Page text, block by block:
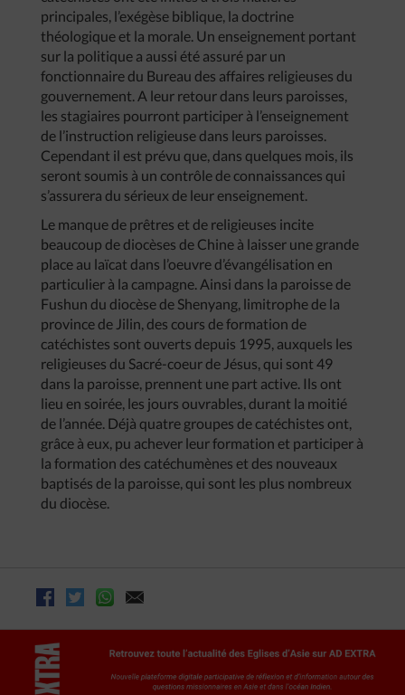
principales, l’exégèse biblique, la doctrine
théologique et la morale. Un enseignement portant
sur la politique a aussi été assuré par un
fonctionnaire du Bureau des affaires religieuses du
gouvernement. A leur retour dans leurs paroisses,
les stagiaires pourront participer à l’enseignement
de l’instruction religieuse dans leurs paroisses.
Cependant il est prévu que, dans quelques mois, ils
seront soumis à un contrôle de connaissances qui
s’assurera du sérieux de leur enseignement.
Le manque de prêtres et de religieuses incite
beaucoup de diocèses de Chine à laisser une grande
place au laïcat dans l’oeuvre d’évangélisation en
particulier à la campagne. Ainsi dans la paroisse de
Fushun du diocèse de Shenyang, limitrophe de la
province de Jilin, des cours de formation de
catéchistes sont ouverts depuis 1995, auxquels les
religieuses du Sacré-coeur de Jésus, qui sont 49
dans la paroisse, prennent une part active. Ils ont
lieu en soirée, les jours ouvrables, durant la moitié
de l’année. Déjà quatre groupes de catéchistes ont,
grâce à eux, pu achever leur formation et participer à
la formation des catéchumènes et des nouveaux
baptisés de la paroisse, qui sont les plus nombreux
du diocèse.